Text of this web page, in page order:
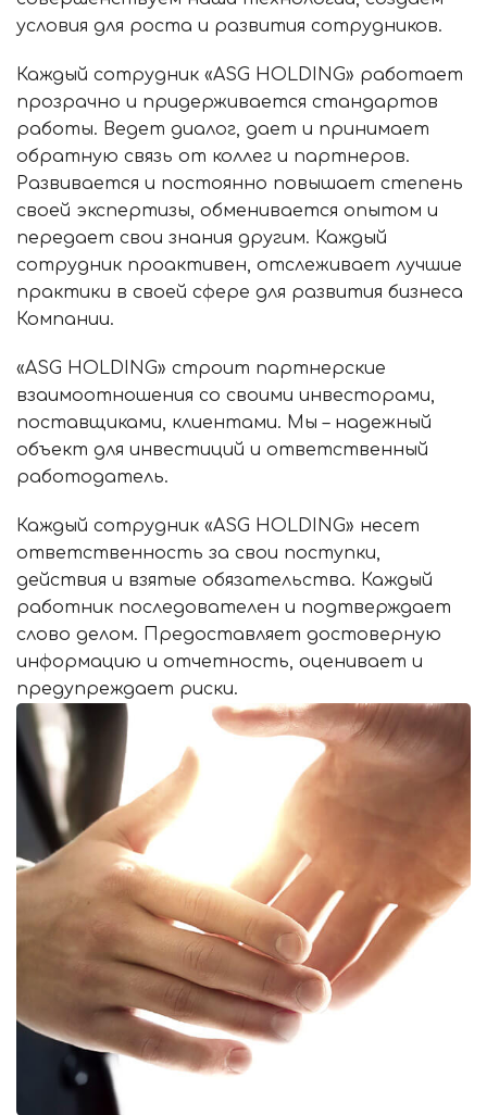
условия для роста и развития сотрудников.
Каждый сотрудник «ASG HOLDING» работает
прозрачно и придерживается стандартов
работы. Ведет диалог, дает и принимает
обратную связь от коллег и партнеров.
Развивается и постоянно повышает степень
своей экспертизы, обменивается опытом и
передает свои знания другим. Каждый
сотрудник проактивен, отслеживает лучшие
практики в своей сфере для развития бизнеса
Компании.
«ASG HOLDING» строит партнерские
взаимоотношения со своими инвесторами,
поставщиками, клиентами. Мы – надежный
объект для инвестиций и ответственный
работодатель.
Каждый сотрудник «ASG HOLDING» несет
ответственность за свои поступки,
действия и взятые обязательства. Каждый
работник последователен и подтверждает
слово делом. Предоставляет достоверную
информацию и отчетность, оценивает и
предупреждает риски.